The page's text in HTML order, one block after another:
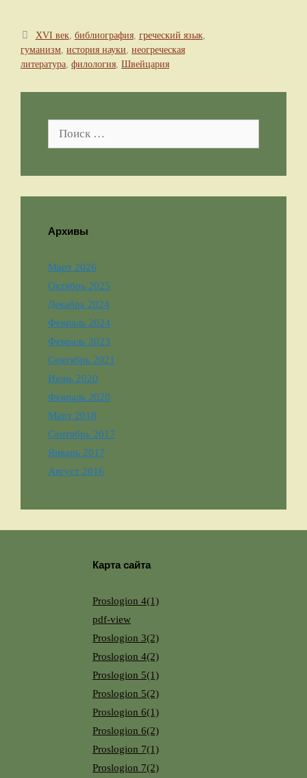
Метки
XVI век, библиография, греческий язык,
гуманизм, история науки, неогреческая
литература, филология, Швейцария
Поиск:
Архивы
Март 2026
Октябрь 2025
Декабрь 2024
Февраль 2024
Февраль 2023
Сентябрь 2021
Июнь 2020
Февраль 2020
Март 2018
Сентябрь 2017
Январь 2017
Август 2016
Карта сайта
Proslogion 4(1)
pdf-view
Proslogion 3(2)
Proslogion 4(2)
Proslogion 5(1)
Proslogion 5(2)
Proslogion 6(1)
Proslogion 6(2)
Proslogion 7(1)
Proslogion 7(2)